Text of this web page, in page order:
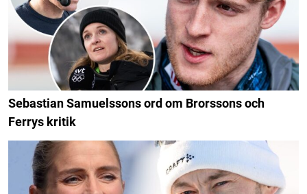
Sebastian Samuelssons ord om Brorssons och
Ferrys kritik